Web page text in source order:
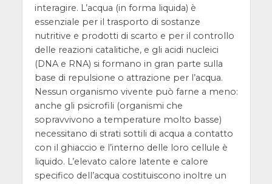
interagire. L’acqua (in forma liquida) è
essenziale per il trasporto di sostanze
nutritive e prodotti di scarto e per il controllo
delle reazioni catalitiche, e gli acidi nucleici
(DNA e RNA) si formano in gran parte sulla
base di repulsione o attrazione per l’acqua.
Nessun organismo vivente può farne a meno:
anche gli psicrofili (organismi che
sopravvivono a temperature molto basse)
necessitano di strati sottili di acqua a contatto
con il ghiaccio e l’interno delle loro cellule è
liquido. L’elevato calore latente e calore
specifico dell’acqua costituiscono inoltre un